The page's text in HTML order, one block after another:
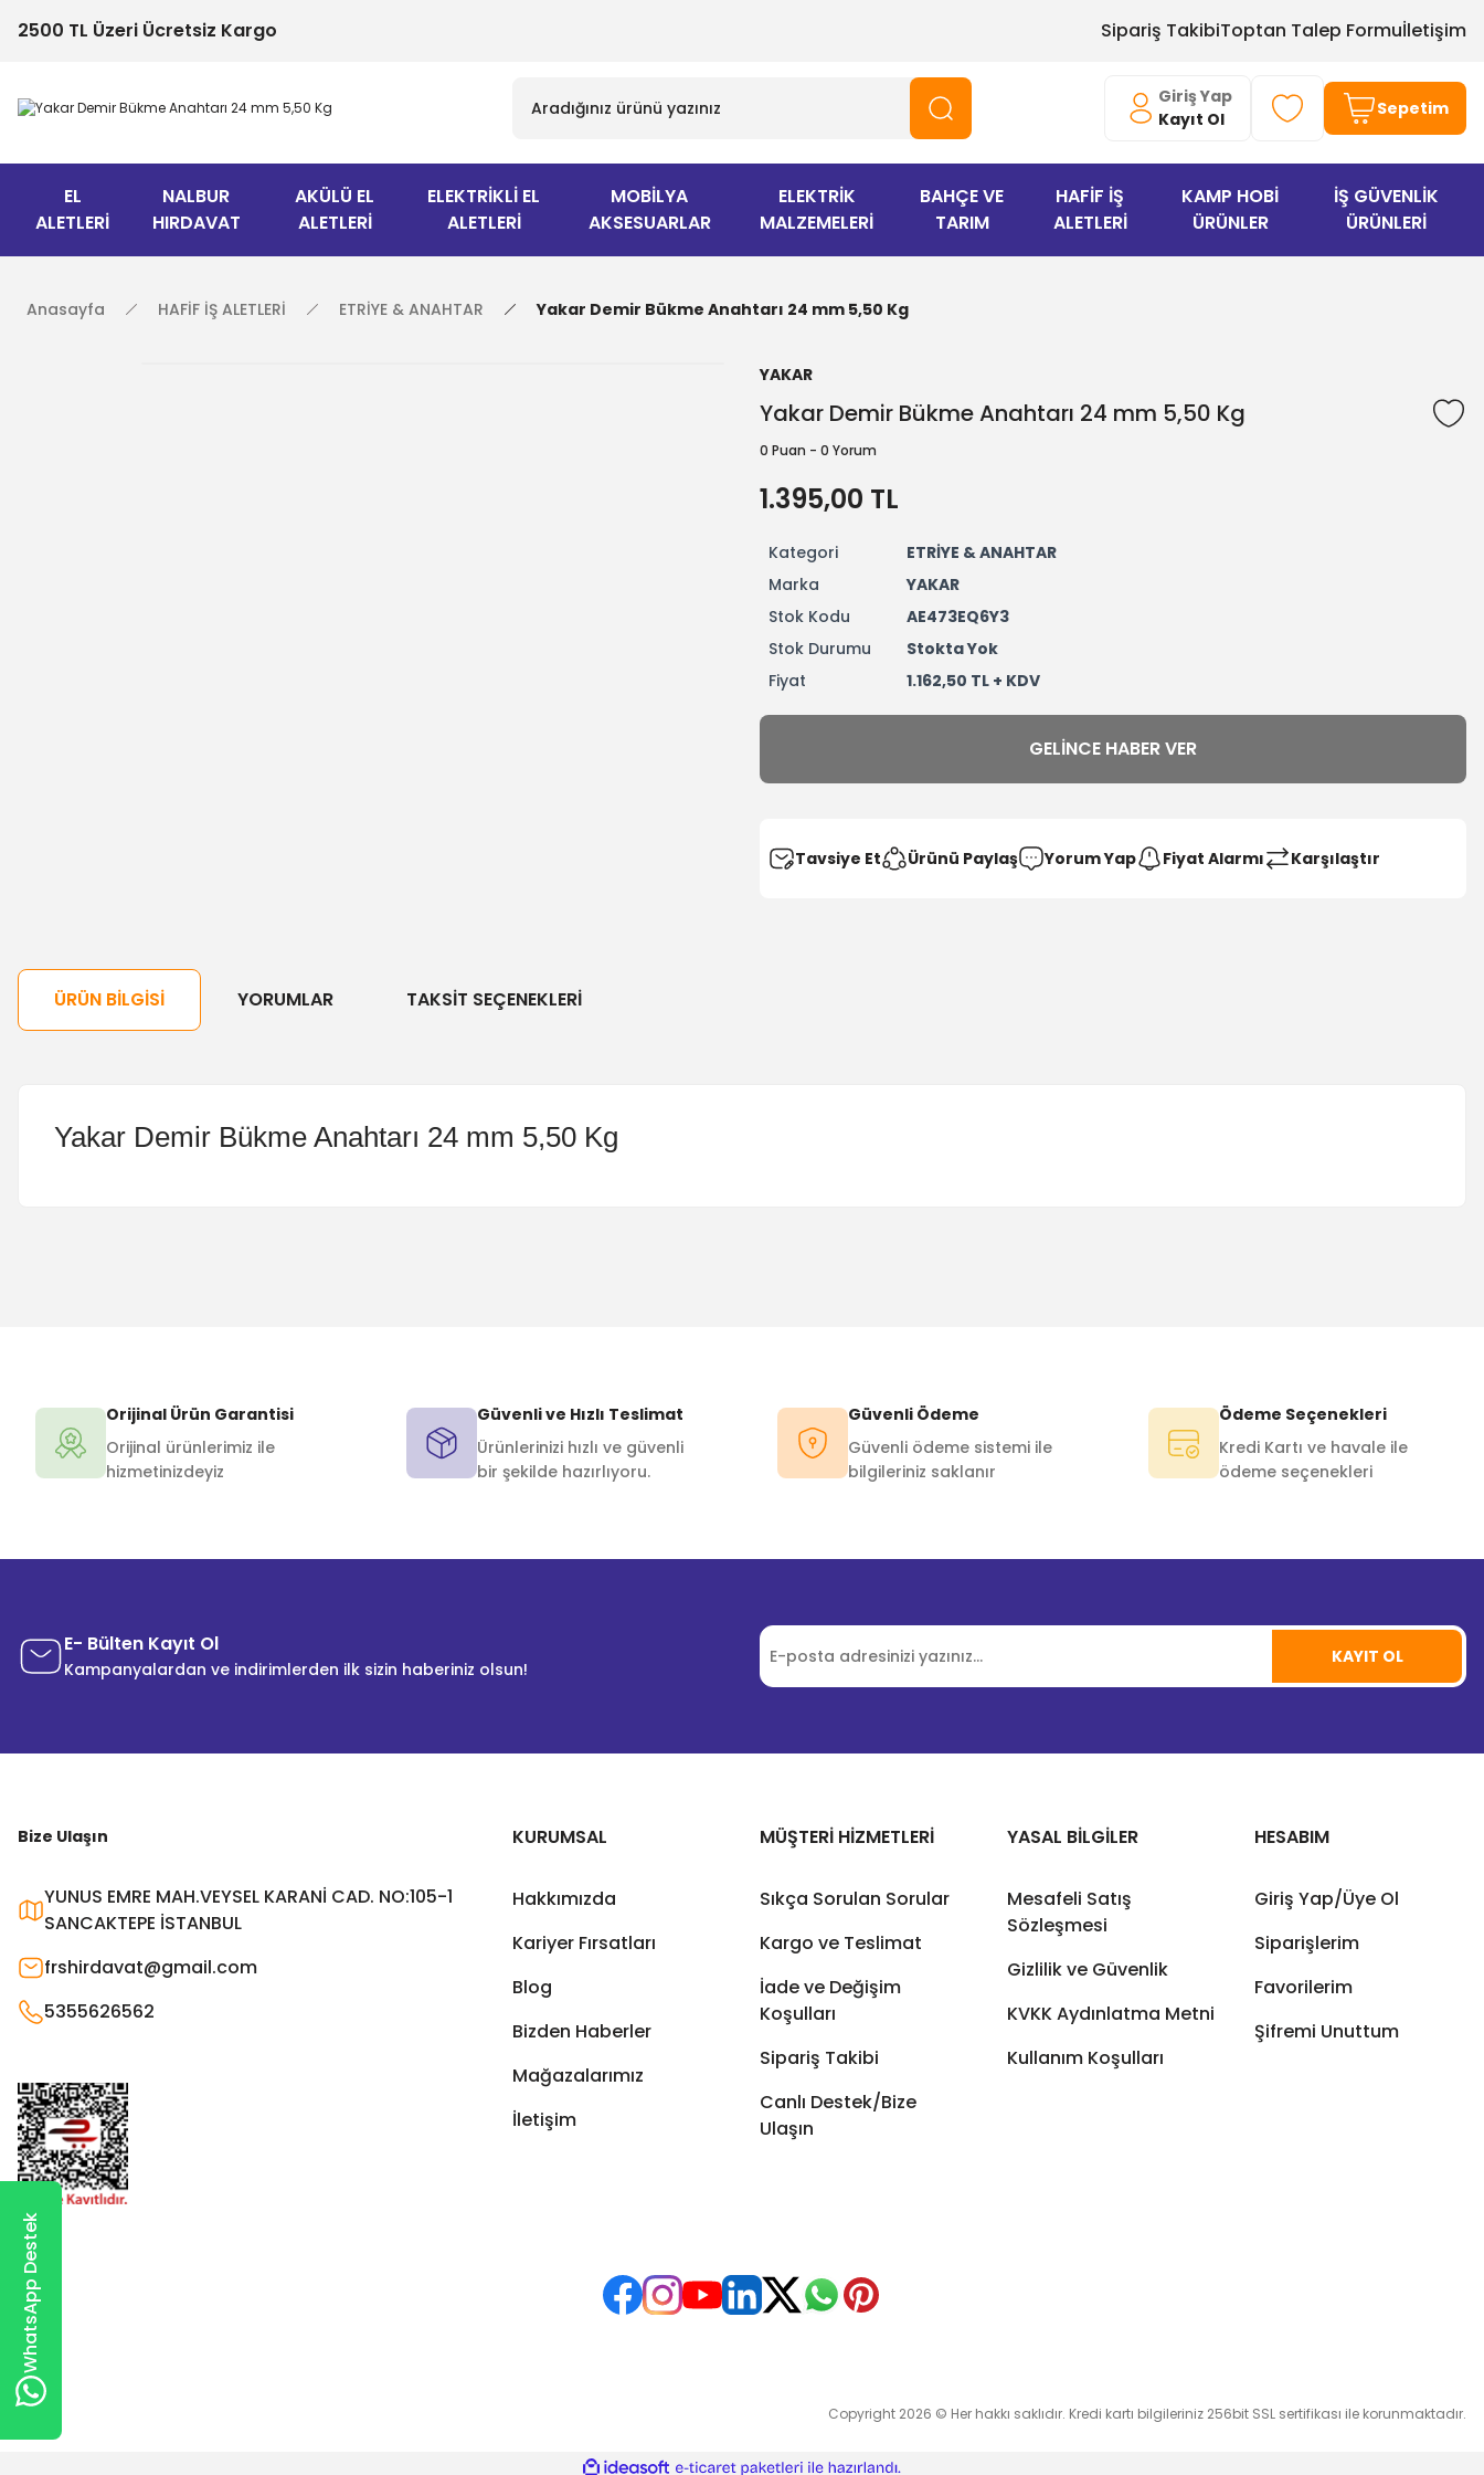
2500 TL Üzeri Ücretsiz Kargo Sipariş TakibiToptan Talep Formuİletişim
Giriş Yap
Kayıt Ol
Sepetim
EL
ALETLERİ
NALBUR
HIRDAVAT
AKÜLÜ EL
ALETLERİ
ELEKTRİKLİ EL
ALETLERİ
MOBİLYA
AKSESUARLAR
ELEKTRİK
MALZEMELERİ
BAHÇE VE
TARIM
HAFİF İŞ
ALETLERİ
KAMP HOBİ
ÜRÜNLER
İŞ GÜVENLİK
ÜRÜNLERİ
Anasayfa HAFİF İŞ ALETLERİ ETRİYE & ANAHTAR Yakar Demir Bükme Anahtarı 24 mm 5,50 Kg
YAKAR
Yakar Demir Bükme Anahtarı 24 mm 5,50 Kg
0 Puan - 0 Yorum
1.395,00 TL
Kategori
ETRİYE & ANAHTAR
Marka
YAKAR
Stok Kodu
AE473EQ6Y3
Stok Durumu
Stokta Yok
Fiyat
1.162,50 TL + KDV
GELINCE HABER VER
Tavsiye Et Ürünü Paylaş Yorum Yap Fiyat Alarmı Karşılaştır
ÜRÜN BILGISI YORUMLAR TAKSIT SEÇENEKLERI
Yakar Demir Bükme Anahtarı 24 mm 5,50 Kg
Yorum Yaz
Orijinal Ürün Garantisi
Orijinal ürünlerimiz ile
hizmetinizdeyiz
Güvenli ve Hızlı Teslimat
Ürünlerinizi hızlı ve güvenli
bir şekilde hazırlıyoru.
Güvenli Ödeme
Güvenli ödeme sistemi ile
bilgileriniz saklanır
Ödeme Seçenekleri
Kredi Kartı ve havale ile
ödeme seçenekleri
E- Bülten Kayıt Ol
Kampanyalardan ve indirimlerden ilk sizin haberiniz olsun!
KAYIT OL
Bize Ulaşın
YUNUS EMRE MAH.VEYSEL KARANİ CAD. NO:105-1
SANCAKTEPE İSTANBUL
frshirdavat@gmail.com
5355626562
KURUMSAL
Hakkımızda
Kariyer Fırsatları
Blog
Bizden Haberler
Mağazalarımız
İletişim
MÜŞTERİ HİZMETLERİ
Sıkça Sorulan Sorular
Kargo ve Teslimat
İade ve Değişim
Koşulları
Sipariş Takibi
Canlı Destek/Bize
Ulaşın
YASAL BİLGİLER
Mesafeli Satış
Sözleşmesi
Gizlilik ve Güvenlik
KVKK Aydınlatma Metni
Kullanım Koşulları
HESABIM
Giriş Yap/Üye Ol
Siparişlerim
Favorilerim
Şifremi Unuttum
Copyright 2026 © Her hakkı saklıdır. Kredi kartı bilgileriniz 256bit SSL sertifikası ile korunmaktadır.
WhatsApp Destek
ideasoft e-